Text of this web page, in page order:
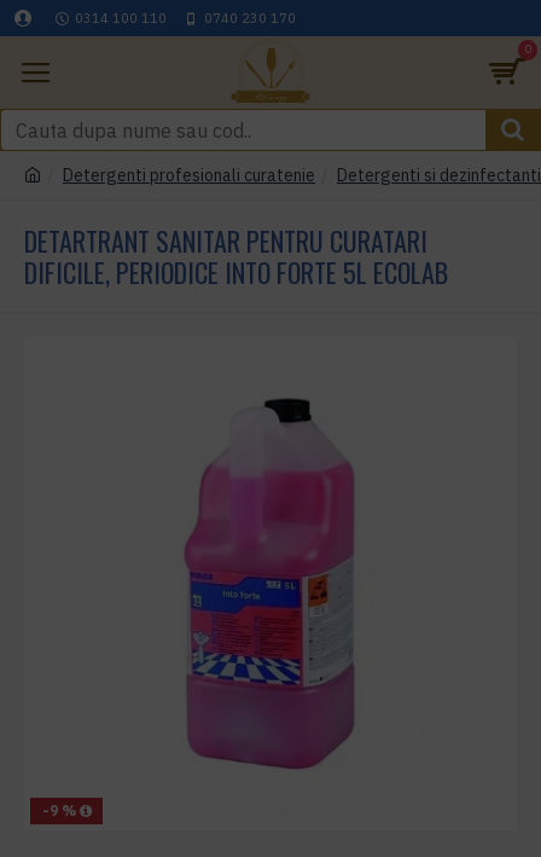
0314 100 110 0740 230 170
0
Detergenti profesionali curatenie Detergenti si dezinfectanti
DETARTRANT SANITAR PENTRU CURATARI
DIFICILE, PERIODICE INTO FORTE 5L ECOLAB
-9 %